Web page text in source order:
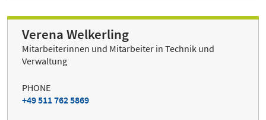
Verena Welkerling
Mitarbeiterinnen und Mitarbeiter in Technik und
Verwaltung
PHONE
+49 511 762 5869